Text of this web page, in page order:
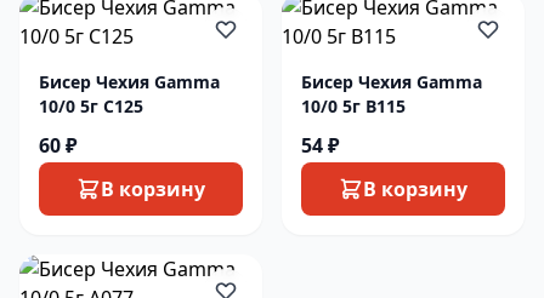
Бисер Чехия Gamma
10/0 5г C125
60 ₽
В корзину
Бисер Чехия Gamma
10/0 5г B115
54 ₽
В корзину